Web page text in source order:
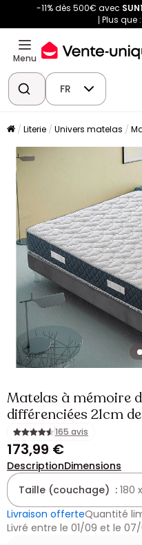
-11% dès 500€ avec
Plus que :
Menu
FR
Literie Univers matelas
Matelas à mémoire
différenciées 21cm
165 avis
173,99 €
DescriptionDimensions
Taille (couchage) : 180
Livraison offerteQuantité
Livré entre le 01/09 et le